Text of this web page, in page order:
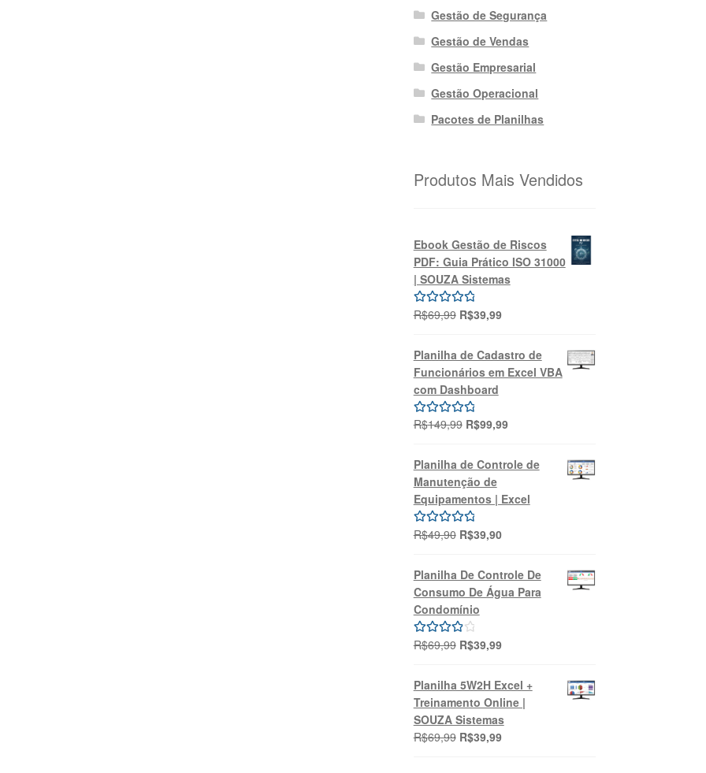
Gestão de Segurança
Gestão de Vendas
Gestão Empresarial
Gestão Operacional
Pacotes de Planilhas
Produtos Mais Vendidos
Ebook Gestão de Riscos
PDF: Guia Prático ISO 31000
| SOUZA Sistemas
Avaliação
R$69,99 O
original
era:
R$69,99.
R$39,99O
é:
R$39,99.
Planilha de Cadastro de
Funcionários em Excel VBA
com Dashboard
Avaliação
R$149,99 O
original
era:
R$149,99.
R$99,99O
atual
é:
R$99,99.
Planilha de Controle de
Manutenção de
Equipamentos | Excel
Avaliação
R$49,90 O
original
era:
R$49,90.
R$39,90O
atual
é:
R$39,90.
Planilha De Controle De
Consumo De Água Para
Condomínio
Avaliação
R$69,99 O
original
era:
R$69,99.
R$39,99O
atual
é:
R$39,99.
Planilha 5W2H Excel +
Treinamento Online |
SOUZA Sistemas
R$69,99 O
R$39,99O